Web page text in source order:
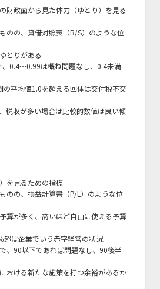
財政面から見た体力（ゆとり）を見る
のの、貸借対照表（B/S）のような位
とりがある
、0.4～0.99は概ね問題なし、0.4未満
の平均値1.0を超える回体は交付税不交
税収が多い場合は比較的数値は良い傾
を見るための指標
のの、損益計算書（P/L）のような位
算が多く、高いほど自由に使える予算
超は企業でいう赤字経営の状況
、90以下であれば問題なし、90後半
おける新たな施策を打つ余裕があるか